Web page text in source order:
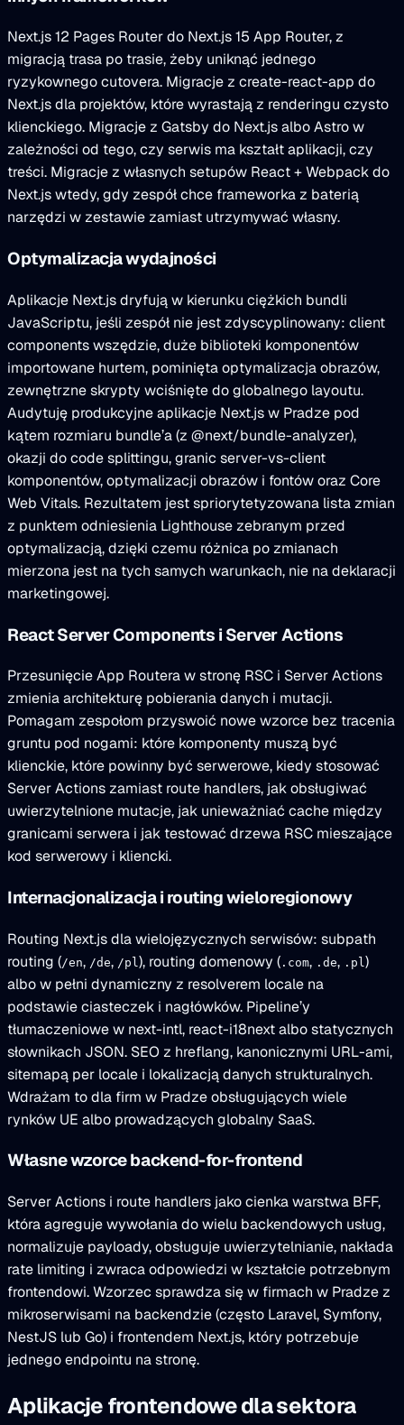
Next.js 12 Pages Router do Next.js 15 App Router, z
migracją trasa po trasie, żeby uniknąć jednego
ryzykownego cutovera. Migracje z create-react-app do
Next.js dla projektów, które wyrastają z renderingu czysto
klienckiego. Migracje z Gatsby do Next.js albo Astro w
zależności od tego, czy serwis ma kształt aplikacji, czy
treści. Migracje z własnych setupów React + Webpack do
Next.js wtedy, gdy zespół chce frameworka z baterią
narzędzi w zestawie zamiast utrzymywać własny.
Optymalizacja wydajności
Aplikacje Next.js dryfują w kierunku ciężkich bundli
JavaScriptu, jeśli zespół nie jest zdyscyplinowany: client
components wszędzie, duże biblioteki komponentów
importowane hurtem, pominięta optymalizacja obrazów,
zewnętrzne skrypty wciśnięte do globalnego layoutu.
Audytuję produkcyjne aplikacje Next.js w Pradze pod
kątem rozmiaru bundle’a (z @next/bundle-analyzer),
okazji do code splittingu, granic server-vs-client
komponentów, optymalizacji obrazów i fontów oraz Core
Web Vitals. Rezultatem jest spriorytetyzowana lista zmian
z punktem odniesienia Lighthouse zebranym przed
optymalizacją, dzięki czemu różnica po zmianach
mierzona jest na tych samych warunkach, nie na deklaracji
marketingowej.
React Server Components i Server Actions
Przesunięcie App Routera w stronę RSC i Server Actions
zmienia architekturę pobierania danych i mutacji.
Pomagam zespołom przyswoić nowe wzorce bez tracenia
gruntu pod nogami: które komponenty muszą być
klienckie, które powinny być serwerowe, kiedy stosować
Server Actions zamiast route handlers, jak obsługiwać
uwierzytelnione mutacje, jak unieważniać cache między
granicami serwera i jak testować drzewa RSC mieszające
kod serwerowy i kliencki.
Internacjonalizacja i routing wieloregionowy
Routing Next.js dla wielojęzycznych serwisów: subpath
routing (/en, /de, /pl ), routing domenowy ( .com, .de, .pl )
albo w pełni dynamiczny z resolverem locale na
podstawie ciasteczek i nagłówków. Pipeline’y
tłumaczeniowe w next-intl, react-i18next albo statycznych
słownikach JSON. SEO z hreflang, kanonicznymi URL-ami,
sitemapą per locale i lokalizacją danych strukturalnych.
Wdrażam to dla firm w Pradze obsługujących wiele
rynków UE albo prowadzących globalny SaaS.
Własne wzorce backend-for-frontend
Server Actions i route handlers jako cienka warstwa BFF,
która agreguje wywołania do wielu backendowych usług,
normalizuje payloady, obsługuje uwierzytelnianie, nakłada
rate limiting i zwraca odpowiedzi w kształcie potrzebnym
frontendowi. Wzorzec sprawdza się w firmach w Pradze z
mikroserwisami na backendzie (często Laravel, Symfony,
NestJS lub Go) i frontendem Next.js, który potrzebuje
jednego endpointu na stronę.
Aplikacje frontendowe dla sektora